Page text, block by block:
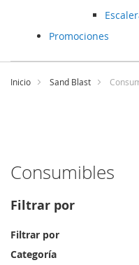
Promociones
Ir
al
Inicio Sand Blast
Consumibles
Filtrar por
Filtrar por
Categoría